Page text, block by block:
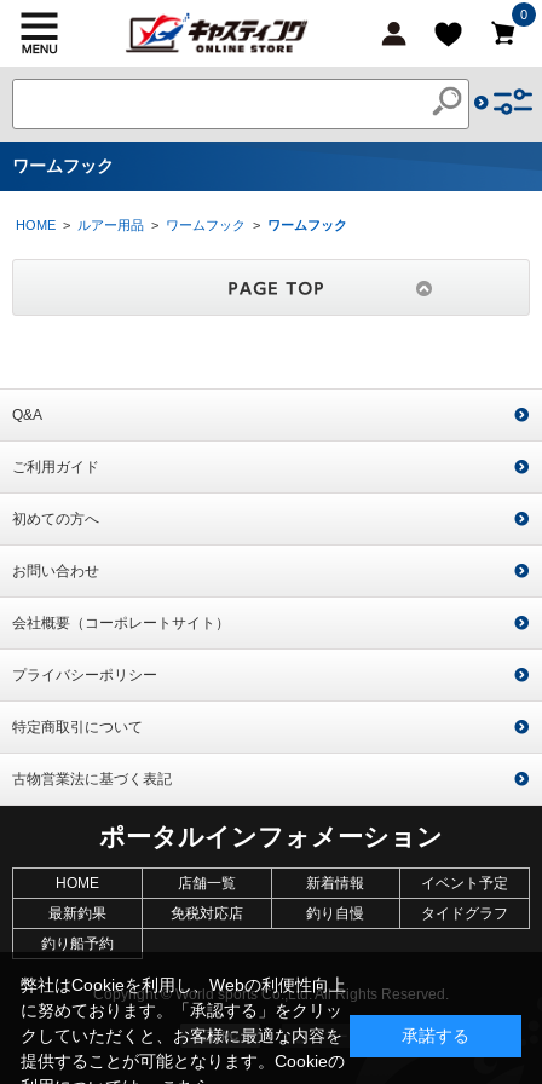
0
ワームフック
HOME > ルアー用品 > ワームフック > ワームフック
Q&A
ご利用ガイド
初めての方へ
お問い合わせ
会社概要（コーポレートサイト）
プライバシーポリシー
特定商取引について
古物営業法に基づく表記
ポータルインフォメーション
HOME 店舗一覧 新着情報
イベント予定
最新釣果
免税対応店 釣り自慢
タイドグラフ
釣り船予約
Copyright © World sports Co.,Ltd. All Rights Reserved.
弊社はCookieを利用し、Webの利便性向上
に努めております。「承認する」をクリッ
クしていただくと、お客様に最適な内容を
提供することが可能となります。Cookieの
承諾する